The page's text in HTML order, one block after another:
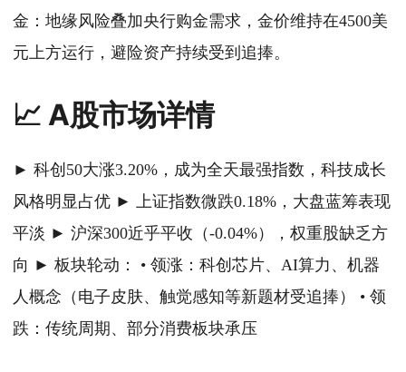
金：地缘风险叠加央行购金需求，金价维持在4500美
元上方运行，避险资产持续受到追捧。
📈 A股市场详情
► 科创50大涨3.20%，成为全天最强指数，科技成长
风格明显占优 ► 上证指数微跌0.18%，大盘蓝筹表现
平淡 ► 沪深300近乎平收（-0.04%），权重股缺乏方
向 ► 板块轮动： • 领涨：科创芯片、AI算力、机器
人概念（电子皮肤、触觉感知等新题材受追捧） • 领
跌：传统周期、部分消费板块承压